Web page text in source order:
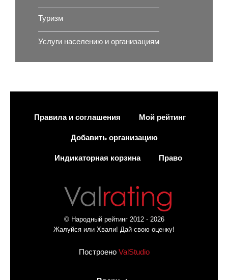
Туризм
Услуги населению и организациям
Правила и соглашения Мой рейтинг
Добавить организацию
Индикаторная корзина Право
© Народный рейтинг 2012 - 2026
Жалуйся или Хвали! Дай свою оценку!
Построено ValStudio